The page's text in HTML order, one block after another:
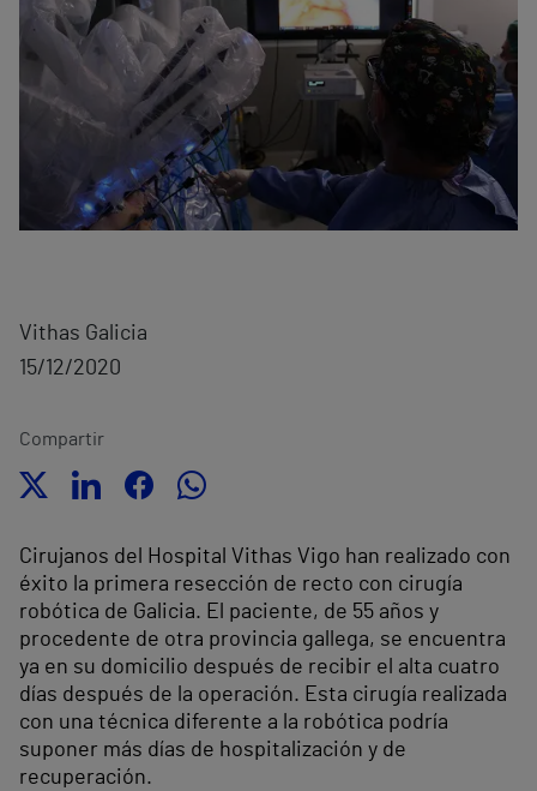
Vithas Galicia
15/12/2020
Compartir
Cirujanos del Hospital Vithas Vigo han realizado con
éxito la primera resección de recto con cirugía
robótica de Galicia. El paciente, de 55 años y
procedente de otra provincia gallega, se encuentra
ya en su domicilio después de recibir el alta cuatro
días después de la operación. Esta cirugía realizada
con una técnica diferente a la robótica podría
suponer más días de hospitalización y de
recuperación.